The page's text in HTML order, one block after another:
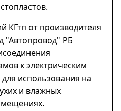
КГтп от производителя
"Автопровод" РБ
к электрическим
использования на
и влажных